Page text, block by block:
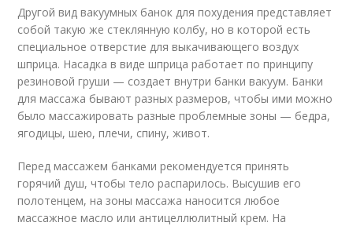
Другой вид вакуумных банок для похудения представляет
собой такую же стеклянную колбу, но в которой есть
специальное отверстие для выкачивающего воздух
шприца. Насадка в виде шприца работает по принципу
резиновой груши — создает внутри банки вакуум. Банки
для массажа бывают разных размеров, чтобы ими можно
было массажировать разные проблемные зоны — бедра,
ягодицы, шею, плечи, спину, живот.
Перед массажем банками рекомендуется принять
горячий душ, чтобы тело распарилось. Высушив его
полотенцем, на зоны массажа наносится любое
массажное масло или антицеллюлитный крем. На